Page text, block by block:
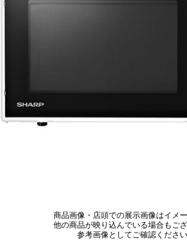
商品画像・店頭での展示画像はイメー
他の商品が映り込んでいる場合もござ
参考画像としてご確認ください